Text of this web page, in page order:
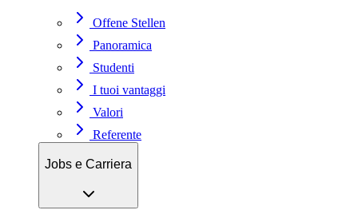
Offene Stellen
Panoramica
Studenti
I tuoi vantaggi
Valori
Referente
Jobs e Carriera